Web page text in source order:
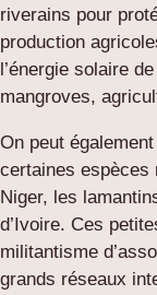
riverains pour
production
l’énergie solaire
mangroves,
On peut
certaines espèces
Niger, les
d’Ivoire. Ces
militantisme
grands réseaux